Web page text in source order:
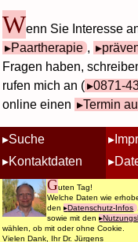
Wenn Sie Interesse
Paartherapie ,
Fragen haben,
rufen mich an (
0871-
online einen
Termin
Suche
Kontaktdaten
Terminbuchung
Guten Tag!
Welche Daten wie
den Datenschutz-Infos
sowie mit den
wählen, ob mit oder ohne Cookie.
Vielen Dank, Ihr Dr. Jürgens